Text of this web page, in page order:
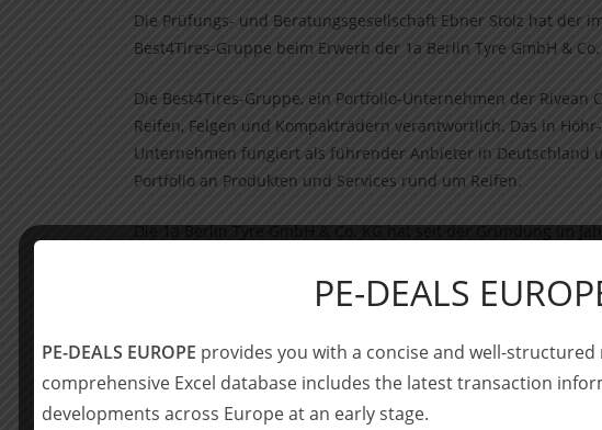
Die Prüfungs- und Beratungsgesellschaft Ebner Stolz hat der
Best4Tires-Gruppe beim Erwerb der 1a Berlin Tyre GmbH &
Die Best4Tires-Gruppe, ein Portfolio-Unternehmen der Rivean
Reifen, Felgen und Kompakträdern verantwortlich. Das in
Unternehmen fungiert als führender Anbieter in Deutschland
Portfolio an Produkten und Services rund um Reifen.
Die 1a Berlin Tyre GmbH & Co. KG hat seit der Gründung im
qualität agiert das Unternehmen als Marktführer in Berlin und
Marktpräsenz in Ostdeutschland auf.
Die Akquisition der 1a Berlin Tyre GmbH & Co KG ermöglicht
Wachstumsmöglichkeiten und eine deutliche Verstärkung der
sollen durch den Zusammenschluss die Kunden beider
PE-DEALS
PE-DEALS EUROPE provides you with a concise and well-
comprehensive Excel database includes the latest transaction
developments across Europe at an early stage.